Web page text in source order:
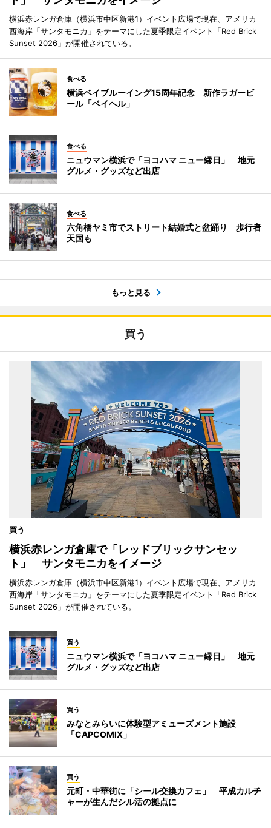
横浜赤レンガ倉庫（横浜市中区新港1）イベント広場で現在、アメリカ
西海岸「サンタモニカ」をテーマにした夏季限定イベント「Red Brick
Sunset 2026」が開催されている。
食べる
横浜ベイブルーイング15周年記念 新作ラガービ
ール「ベイヘル」
食べる
ニュウマン横浜で「ヨコハマ ニュー縁日」 地元
グルメ・グッズなど出店
食べる
六角橋ヤミ市でストリート結婚式と盆踊り 歩行者
天国も
もっと見る
買う
買う
横浜赤レンガ倉庫で「レッドブリックサンセッ
ト」 サンタモニカをイメージ
横浜赤レンガ倉庫（横浜市中区新港1）イベント広場で現在、アメリカ
西海岸「サンタモニカ」をテーマにした夏季限定イベント「Red Brick
Sunset 2026」が開催されている。
買う
ニュウマン横浜で「ヨコハマ ニュー縁日」 地元
グルメ・グッズなど出店
買う
みなとみらいに体験型アミューズメント施設
「CAPCOMIX」
買う
元町・中華街に「シール交換カフェ」 平成カルチ
ャーが生んだシル活の拠点に